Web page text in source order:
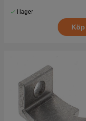
I lager
Köp